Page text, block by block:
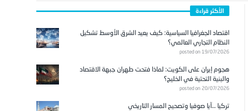
الأكثر قراءة
اقتصاد الجغرافيا السياسية: كيف يعيد الشرق الأوسط تشكيل
النظام التجاري العالمي؟
posted on 19/07/2026
هجوم إيران على الكويت: لماذا فتحت طهران جبهة الاقتصاد
والبنية التحتية في الخليج؟
posted on 20/07/2026
تركيا …آيا صوفيا وتصحيح المسار التاريخي